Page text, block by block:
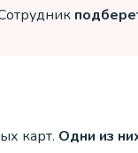
карт. Одни из